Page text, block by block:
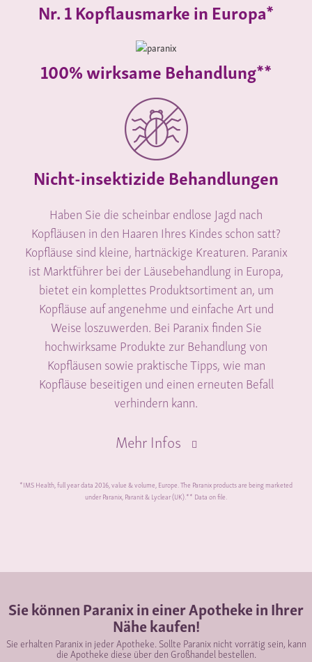
Nr. 1 Kopflausmarke in Europa*
100% wirksame Behandlung**
Nicht-insektizide Behandlungen
Haben Sie die scheinbar endlose Jagd nach
Kopfläusen in den Haaren Ihres Kindes schon satt?
Kopfläuse sind kleine, hartnäckige Kreaturen. Paranix
ist Marktführer bei der Läusebehandlung in Europa,
bietet ein komplettes Produktsortiment an, um
Kopfläuse auf angenehme und einfache Art und
Weise loszuwerden. Bei Paranix finden Sie
hochwirksame Produkte zur Behandlung von
Kopfläusen sowie praktische Tipps, wie man
Kopfläuse beseitigen und einen erneuten Befall
verhindern kann.
Mehr Infos
*IMS Health, full year data 2016, value & volume, Europe. The Paranix products are being marketed
under Paranix, Paranit & Lyclear (UK).** Data on file.
Sie können Paranix in einer Apotheke in Ihrer
Nähe kaufen!
Sie erhalten Paranix in jeder Apotheke. Sollte Paranix nicht vorrätig sein, kann
die Apotheke diese über den Großhandel bestellen.